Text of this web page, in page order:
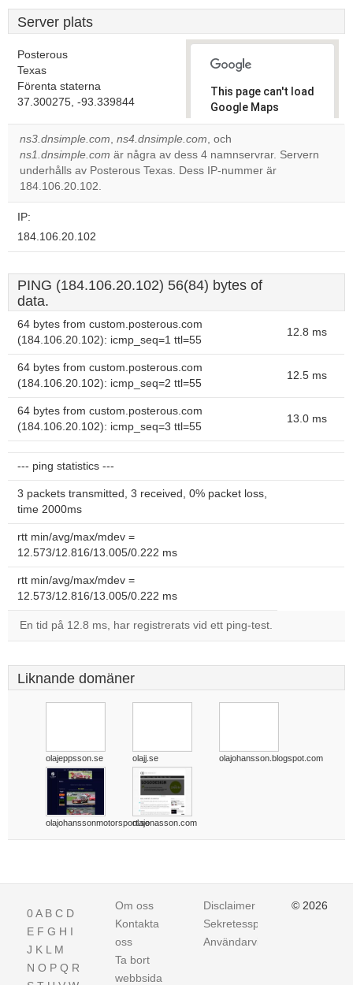
Server plats
Posterous
Texas
Förenta staterna
37.300275, -93.339844
This page can't load
Google Maps
correctly.
Do you
own this
ns3.dnsimple.com, ns4.dnsimple.com, och
ns1.dnsimple.com är några av dess 4 namnservrar. Servern
underhålls av Posterous Texas. Dess IP-nummer är
184.106.20.102.
IP:
184.106.20.102
PING (184.106.20.102) 56(84) bytes of
data.
64 bytes from custom.posterous.com
(184.106.20.102): icmp_seq=1 ttl=55
12.8 ms
64 bytes from custom.posterous.com
(184.106.20.102): icmp_seq=2 ttl=55
12.5 ms
64 bytes from custom.posterous.com
(184.106.20.102): icmp_seq=3 ttl=55
13.0 ms
--- ping statistics ---
3 packets transmitted, 3 received, 0% packet loss,
time 2000ms
rtt min/avg/max/mdev =
12.573/12.816/13.005/0.222 ms
rtt min/avg/max/mdev =
12.573/12.816/13.005/0.222 ms
En tid på 12.8 ms, har registrerats vid ett ping-test.
Liknande domäner
olajeppsson.se olajj.se olajohansson.blogspot.com
olajohanssonmotorsport.seolajonasson.com
0A B C D
E F G H I
J K L M
N O P Q R
Om oss
Kontakta
oss
Ta bort
webbsida
Disclaimer
Sekretesspolicy
Användarvillkor
© 2026